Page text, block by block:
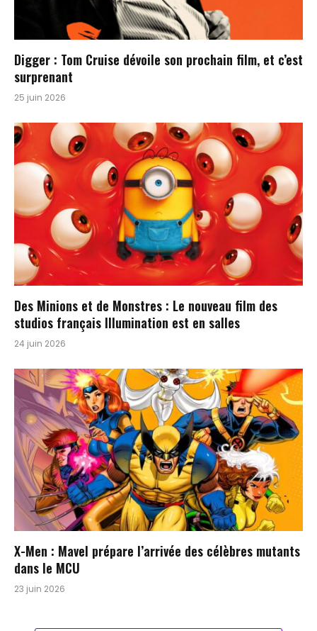
Digger : Tom Cruise dévoile son prochain film, et c’est
surprenant
25 juin 2026
Des Minions et de Monstres : Le nouveau film des
studios français Illumination est en salles
24 juin 2026
X-Men : Mavel prépare l’arrivée des célèbres mutants
dans le MCU
23 juin 2026